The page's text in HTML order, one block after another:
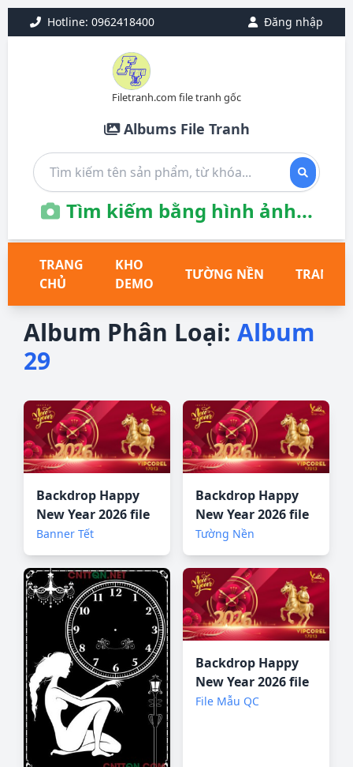
Hotline: 0962418400 Đăng nhập
Filetranh.com file tranh gốc
Albums File Tranh
Tìm kiếm bằng hình ảnh...
TRANG
CHỦ
KHO
DEMO
TƯỜNG NỀN TRANH
Album Phân Loại:Album
29
Backdrop Happy
New Year 2026 file
corel #20
Banner Tết
Backdrop Happy
New Year 2026 file
corel #20
Tường Nền
Backdrop Happy
New Year 2026 file
corel #20
File Mẫu QC